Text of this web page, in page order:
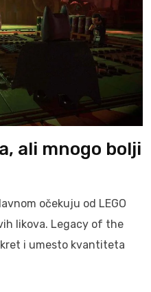
ali mnogo bolji
očekuju od LEGO
likova. Legacy of the
i umesto kvantiteta